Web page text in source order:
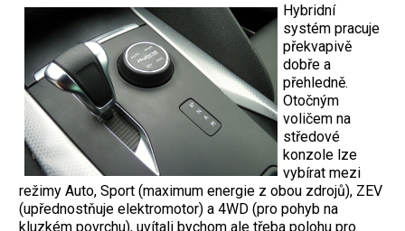
Hybridní
systém pracuje
překvapivě
dobře a
přehledně.
Otočným
voličem na
středové
konzole lze
vybírat mezi
režimy Auto, Sport (maximum energie z obou zdrojů), ZEV
(upřednostňuje elektromotor) a 4WD (pro pohyb na
kluzkém povrchu), uvítali bychom ale třeba polohu pro